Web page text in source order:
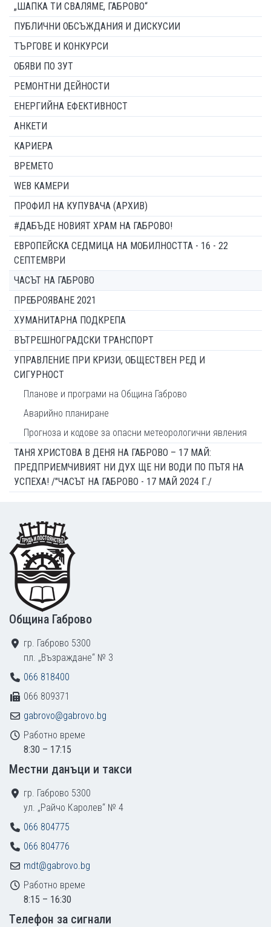
„ШАПКА ТИ СВАЛЯМЕ, ГАБРОВО“
ПУБЛИЧНИ ОБСЪЖДАНИЯ И ДИСКУСИИ
ТЪРГОВЕ И КОНКУРСИ
ОБЯВИ ПО ЗУТ
РЕМОНТНИ ДЕЙНОСТИ
ЕНЕРГИЙНА ЕФЕКТИВНОСТ
АНКЕТИ
КАРИЕРА
ВРЕМЕТО
WEB КАМЕРИ
ПРОФИЛ НА КУПУВАЧА (АРХИВ)
#ДАБЪДЕ НОВИЯТ ХРАМ НА ГАБРОВО!
ЕВРОПЕЙСКА СЕДМИЦА НА МОБИЛНОСТТА - 16 - 22
СЕПТЕМВРИ
ЧАСЪТ НА ГАБРОВО
ПРЕБРОЯВАНЕ 2021
ХУМАНИТАРНА ПОДКРЕПА
ВЪТРЕШНОГРАДСКИ ТРАНСПОРТ
УПРАВЛЕНИЕ ПРИ КРИЗИ, ОБЩЕСТВЕН РЕД И
СИГУРНОСТ
Планове и програми на Община Габрово
Аварийно планиране
Прогноза и кодове за опасни метеорологични явления
ТАНЯ ХРИСТОВА В ДЕНЯ НА ГАБРОВО – 17 МАЙ:
ПРЕДПРИЕМЧИВИЯТ НИ ДУХ ЩЕ НИ ВОДИ ПО ПЪТЯ НА
УСПЕХА! /"ЧАСЪТ НА ГАБРОВО - 17 МАЙ 2024 Г./
Footer
Община Габрово
гр. Габрово 5300
пл. „Възраждане“ № 3
066 818400
066 809371
gabrovo@gabrovo.bg
Работно време
8:30 – 17:15
Местни данъци и такси
гр. Габрово 5300
ул. „Райчо Каролев“ № 4
066 804775
066 804776
mdt@gabrovo.bg
Работно време
8:15 – 16:30
Tелефон за сигнали